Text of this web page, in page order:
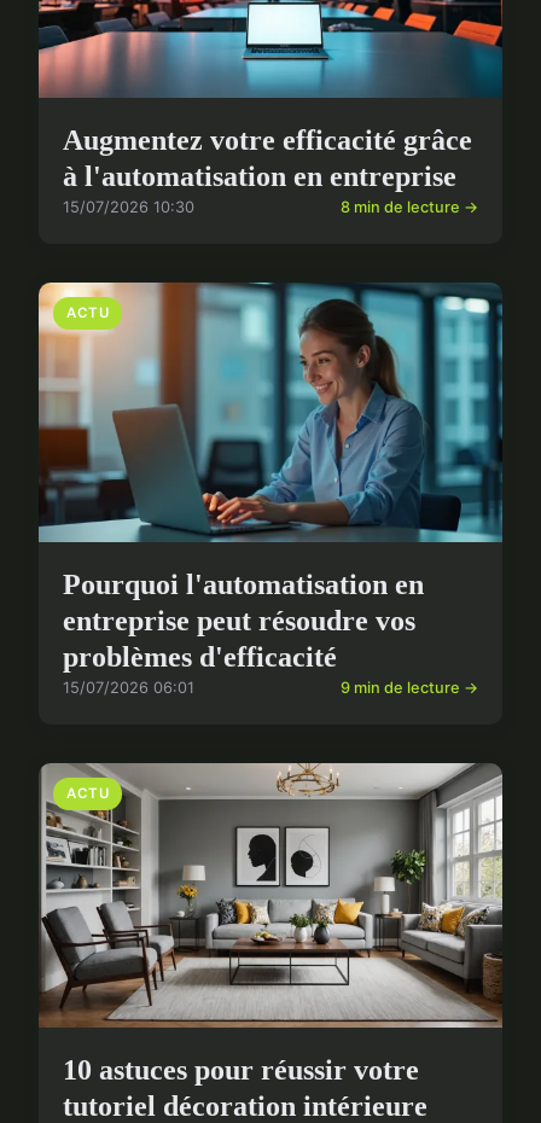
Augmentez votre efficacité grâce
à l'automatisation en entreprise
15/07/2026 10:30 8 min de lecture →
ACTU
Pourquoi l'automatisation en
entreprise peut résoudre vos
problèmes d'efficacité
15/07/2026 06:01 9 min de lecture →
ACTU
10 astuces pour réussir votre
tutoriel décoration intérieure